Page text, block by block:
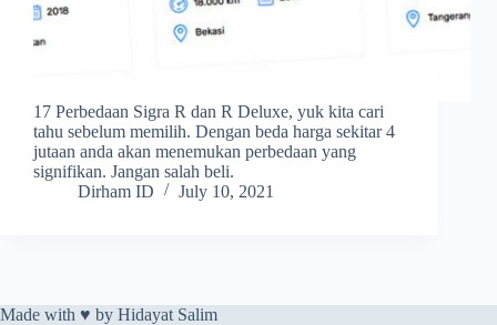
17 Perbedaan Sigra R dan R Deluxe, yuk kita cari
tahu sebelum memilih. Dengan beda harga sekitar 4
jutaan anda akan menemukan perbedaan yang
signifikan. Jangan salah beli.
Dirham ID
July 10, 2021
Made with ♥️ by Hidayat Salim